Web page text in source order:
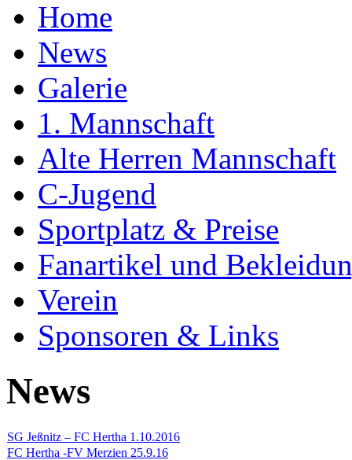
Home
News
Galerie
1. Mannschaft
Alte Herren Mannschaft
C-Jugend
Sportplatz & Preise
Fanartikel und
Verein
Sponsoren & Links
News
SG Jeßnitz – FC Hertha 1.10.2016
FC Hertha -FV Merzien 25.9.16